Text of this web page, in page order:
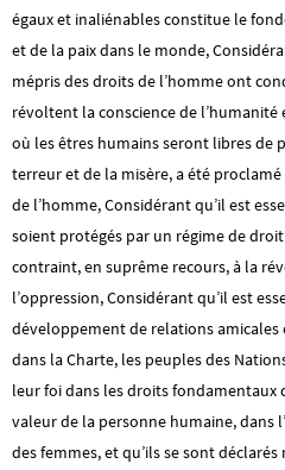
égaux et inaliénables constitue le
et de la paix dans le monde,
mépris des droits de l’homme ont
révoltent la conscience de l’humanité
où les êtres humains seront libres de
terreur et de la misère, a été
de l’homme, Considérant qu’il est
soient protégés par un régime de
contraint, en suprême recours, à la
l’oppression, Considérant qu’il est
développement de relations
dans la Charte, les peuples des
leur foi dans les droits fondamentaux
valeur de la personne humaine, dans
des femmes, et qu’ils se sont